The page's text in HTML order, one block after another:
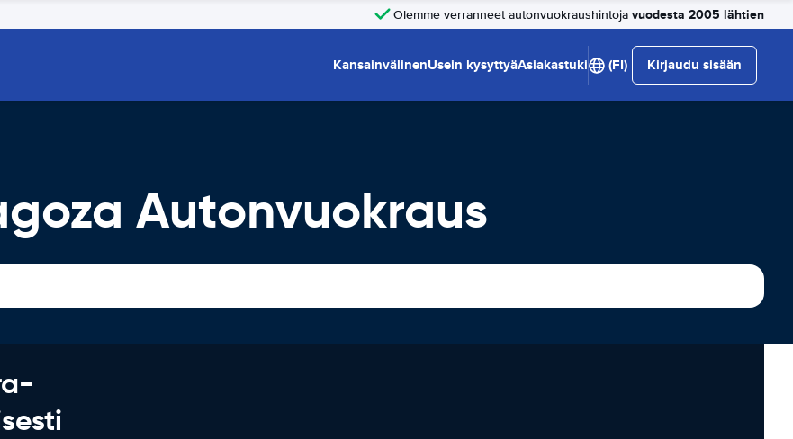
Olemme verranneet autonvuokraushintoja vuodesta 2005 lähtien
KansainvälinenUsein kysyttyäAsiakastuki (FI) Kirjaudu sisään
Autonvuokraus